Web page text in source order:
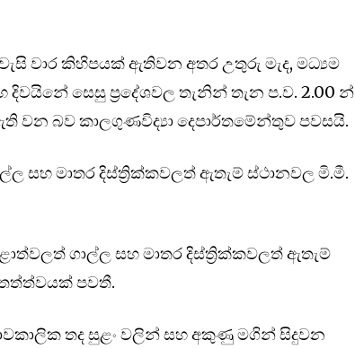
වාර කිහිපයක් ඇතිවන අතර උතුරු මැද, මධ්‍යම
සෙසු ප්‍රදේශවල තැනින් තැන ප.ව. 2.00 න්
වන බව කාලගුණවිද්‍යා දෙපාර්තමේන්තුව පවසයි.
සහ මාතර දිස්ත්‍රික්කවලත් ඇතැම් ස්ථානවල මි.මී.
ගාල්ල සහ මාතර දිස්ත්‍රික්කවලත් ඇතැම්
තත්ත්වයක් පවතී.
තද සුළං වලින් සහ අකුණු මගින් සිදුවන